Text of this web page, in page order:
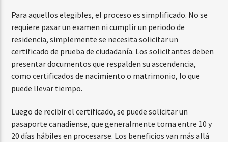
Para aquellos elegibles, el proceso es simplificado. No se
requiere pasar un examen ni cumplir un periodo de
residencia, simplemente se necesita solicitar un
certificado de prueba de ciudadanía. Los solicitantes deben
presentar documentos que respalden su ascendencia,
como certificados de nacimiento o matrimonio, lo que
puede llevar tiempo.
Luego de recibir el certificado, se puede solicitar un
pasaporte canadiense, que generalmente toma entre 10 y
20 días hábiles en procesarse. Los beneficios van más allá